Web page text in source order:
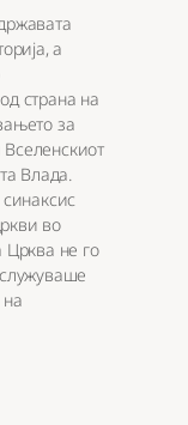
а
страна на
за
Влада.
во
Црква не го